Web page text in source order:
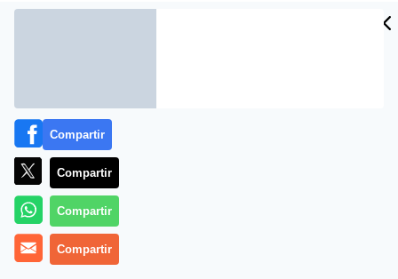
Alfonso Ussíale mete un buen rejonazo al presidente
del Gobierno en funciones,
Compartir
Compartir
Compartir
Compartir